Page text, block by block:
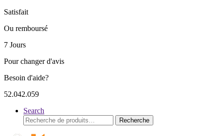
Satisfait
Ou remboursé
7 Jours
Pour changer d'avis
Besoin d'aide?
52.042.059
Search
Recherche
pour :
Recherche